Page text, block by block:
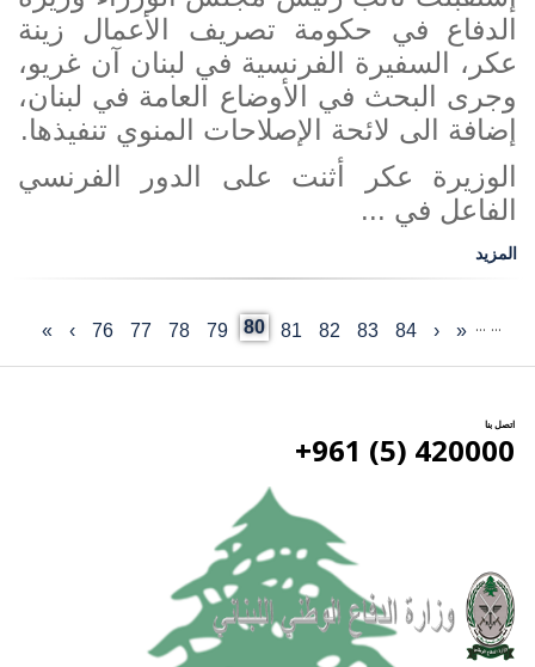
الدفاع في حكومة تصريف الأعمال زينة
عكر، السفيرة الفرنسية في لبنان آن غريو،
وجرى البحث في الأوضاع العامة في لبنان،
إضافة الى لائحة الإصلاحات المنوي تنفيذها.
الوزيرة عكر أثنت على الدور الفرنسي
الفاعل في ...
المزيد
First
»
Previous
› … الصفحة
76
الصفحة
77
الصفحة
78
الصفحة
79
Current
80
الصفحة
81
الصفحة
82
الصفحة
83
الصفحة
84 …
الصفحة
‹
Last
«
اتصل بنا
420000 (5) 961+